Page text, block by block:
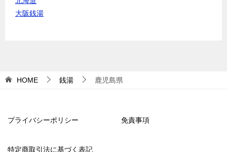
大阪銭湯
HOME 銭湯 鹿児島県
プライバシーポリシー 免責事項
特定商取引法に基づく表記